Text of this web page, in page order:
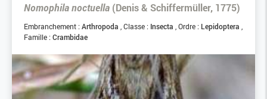
Nomophila noctuella (Denis & Schiffermüller, 1775)
Embranchement : Arthropoda Classe : Insecta Ordre : Lepidoptera
Famille : Crambidae